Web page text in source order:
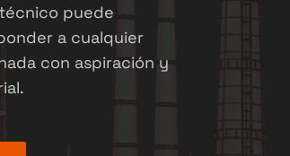
puede
a cualquier
con aspiración y